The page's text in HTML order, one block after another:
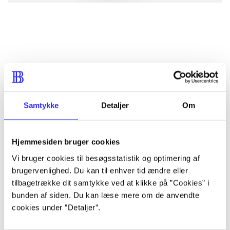
Samtykke Detaljer Om
Hjemmesiden bruger cookies
Vi bruger cookies til besøgsstatistik og optimering af
brugervenlighed. Du kan til enhver tid ændre eller
tilbagetrække dit samtykke ved at klikke på ”Cookies” i
bunden af siden. Du kan læse mere om de anvendte
cookies under ”Detaljer”.
lorem ipsum dolor sit amet ...
lorem ipsum dolor sit amet ...
lorem ipsum dolor sit amet ...
lorem ipsum dolor sit amet ...